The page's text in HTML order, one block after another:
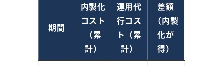
期間
内製化
コスト
（累
計）
運用代
行コス
ト（累
計）
差額
（内製
化が
得）